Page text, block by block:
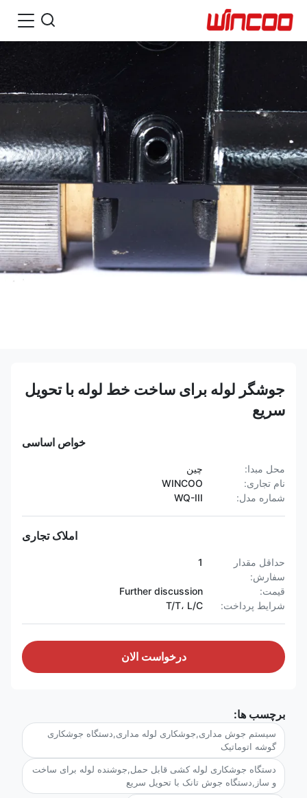
جوشگر لوله برای ساخت خط لوله با تحویل
سریع
خواص اساسی
محل مبدا:
چین
نام تجاری:
WINCOO
شماره مدل:
WQ-III
املاک تجاری
حداقل مقدار
سفارش:
1
قیمت:
Further discussion
شرایط پرداخت:
T/T، L/C
درخواست الان
برچسب ها:
سیستم جوش مداری,جوشکاری لوله مداری,دستگاه جوشکاری
گوشه اتوماتیک
دستگاه جوشکاری لوله کشی قابل حمل,جوشنده لوله برای ساخت
و ساز,دستگاه جوش تانک با تحویل سریع